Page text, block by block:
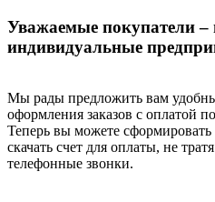
Уважаемые покупатели
индивидуальные
Мы рады предложить вам
оформления заказов с оплатой
Теперь вы можете
скачать счет для оплаты, не
телефонные звонки.